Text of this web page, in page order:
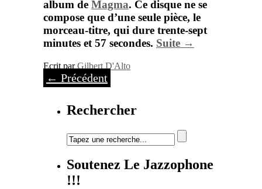
album de Magma. Ce disque ne se
compose que d’une seule pièce, le
morceau-titre, qui dure trente-sept
minutes et 57 secondes. Suite →
Ecrit parGilbert D'Alto
← Précédent
Rechercher
Soutenez Le Jazzophone
!!!